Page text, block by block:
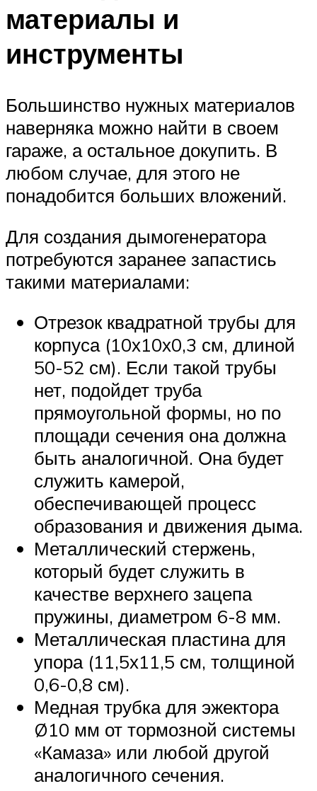
материалы и
инструменты
Большинство нужных материалов
наверняка можно найти в своем
гараже, а остальное докупить. В
любом случае, для этого не
понадобится больших вложений.
Для создания дымогенератора
потребуются заранее запастись
такими материалами:
Отрезок квадратной трубы для
корпуса (10х10х0,3 см, длиной
50-52 см). Если такой трубы
нет, подойдет труба
прямоугольной формы, но по
площади сечения она должна
быть аналогичной. Она будет
служить камерой,
обеспечивающей процесс
образования и движения дыма.
Металлический стержень,
который будет служить в
качестве верхнего зацепа
пружины, диаметром 6-8 мм.
Металлическая пластина для
упора (11,5х11,5 см, толщиной
0,6-0,8 см).
Медная трубка для эжектора
Ø10 мм от тормозной системы
«Камаза» или любой другой
аналогичного сечения.